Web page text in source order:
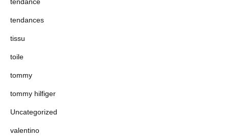
tendances
tissu
toile
tommy
tommy hilfiger
Uncategorized
valentino